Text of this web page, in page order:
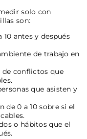
solo con
son:
10 antes y después
de trabajo en
de conflictos que
que asisten y
de 0 a 10 sobre si el
o hábitos que el